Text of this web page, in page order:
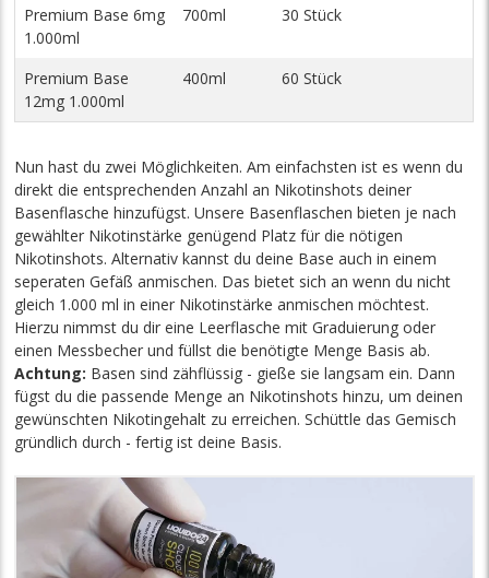
Premium Base 6mg
1.000ml
700ml 30 Stück
Premium Base
12mg 1.000ml
400ml 60 Stück
Nun hast du zwei Möglichkeiten. Am einfachsten ist es wenn du
direkt die entsprechenden Anzahl an Nikotinshots deiner
Basenflasche hinzufügst. Unsere Basenflaschen bieten je nach
gewählter Nikotinstärke genügend Platz für die nötigen
Nikotinshots. Alternativ kannst du deine Base auch in einem
seperaten Gefäß anmischen. Das bietet sich an wenn du nicht
gleich 1.000 ml in einer Nikotinstärke anmischen möchtest.
Hierzu nimmst du dir eine Leerflasche mit Graduierung oder
einen Messbecher und füllst die benötigte Menge Basis ab.
Achtung: Basen sind zähflüssig - gieße sie langsam ein. Dann
fügst du die passende Menge an Nikotinshots hinzu, um deinen
gewünschten Nikotingehalt zu erreichen. Schüttle das Gemisch
gründlich durch - fertig ist deine Basis.